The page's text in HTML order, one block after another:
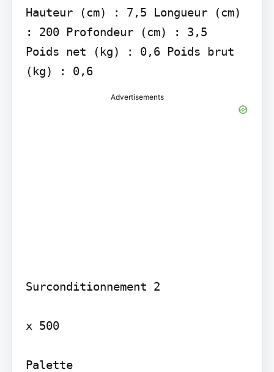
Hauteur (cm) : 7,5 Longueur (cm)
: 200 Profondeur (cm) : 3,5
Poids net (kg) : 0,6 Poids brut
(kg) : 0,6
Advertisements
Surconditionnement 2
x 500
Palette